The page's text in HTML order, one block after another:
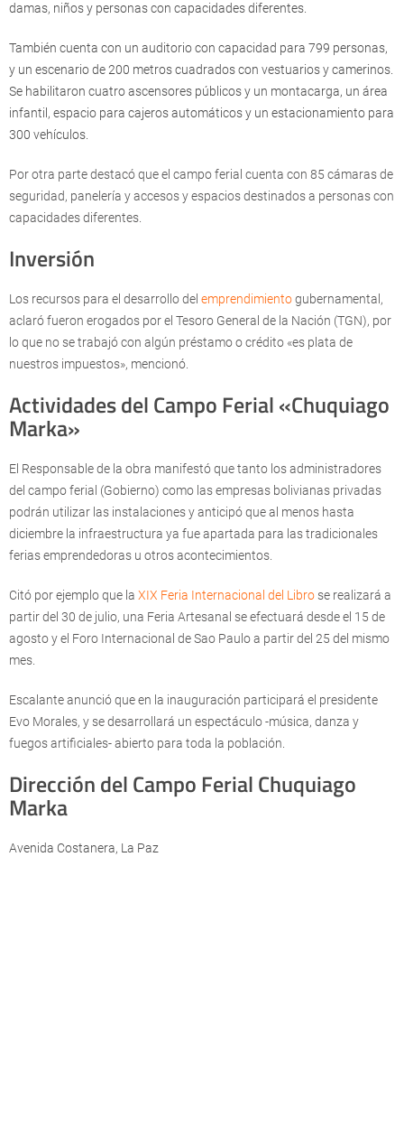
damas, niños y personas con capacidades diferentes.
También cuenta con un auditorio con capacidad para 799 personas,
y un escenario de 200 metros cuadrados con vestuarios y camerinos.
Se habilitaron cuatro ascensores públicos y un montacarga, un área
infantil, espacio para cajeros automáticos y un estacionamiento para
300 vehículos.
Por otra parte destacó que el campo ferial cuenta con 85 cámaras de
seguridad, panelería y accesos y espacios destinados a personas con
capacidades diferentes.
Inversión
Los recursos para el desarrollo del emprendimientogubernamental,
aclaró fueron erogados por el Tesoro General de la Nación (TGN), por
lo que no se trabajó con algún préstamo o crédito «es plata de
nuestros impuestos», mencionó.
Actividades del Campo Ferial «Chuquiago
Marka»
El Responsable de la obra manifestó que tanto los administradores
del campo ferial (Gobierno) como las empresas bolivianas privadas
podrán utilizar las instalaciones y anticipó que al menos hasta
diciembre la infraestructura ya fue apartada para las tradicionales
ferias emprendedoras u otros acontecimientos.
Citó por ejemplo que la XIX Feria Internacional del Libro se realizará a
partir del 30 de julio, una Feria Artesanal se efectuará desde el 15 de
agosto y el Foro Internacional de Sao Paulo a partir del 25 del mismo
mes.
Escalante anunció que en la inauguración participará el presidente
Evo Morales, y se desarrollará un espectáculo -música, danza y
fuegos artificiales- abierto para toda la población.
Dirección del Campo Ferial Chuquiago
Marka
Avenida Costanera, La Paz